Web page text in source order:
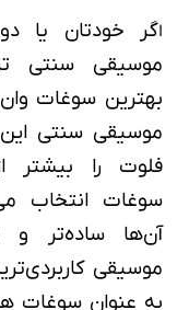
اگر خودتان یا
موسیقی سنتی
بهترین سوغات
موسیقی سنتی
فلوت را بیشتر
سوغات انتخاب
آن‌ها ساده‌تر و
موسیقی
به عنوان سوغات